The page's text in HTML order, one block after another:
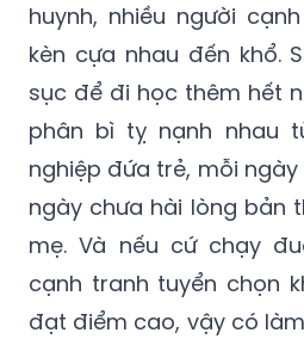
huynh, nhiều người
kèn cựa nhau đến khổ.
sục để đi học thêm hết
phân bì tỵ nạnh nhau
nghiệp đứa trẻ, mỗi
ngày chưa hài lòng bản
mẹ. Và nếu cứ chạy
cạnh tranh tuyển chọn
đạt điểm cao, vậy có